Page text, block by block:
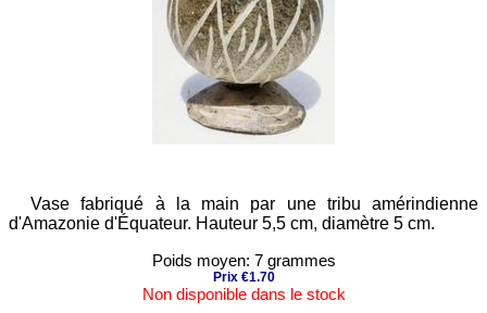
Vase fabriqué à la main par une tribu amérindienne
d'Amazonie d'Équateur. Hauteur 5,5 cm, diamètre 5 cm.
Poids moyen: 7 grammes
Prix €1.70
Non disponible dans le stock